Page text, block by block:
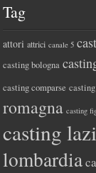
Tag
attori attrici canale 5
casting bologna
casting comparse
romagna casting
casting
lombardia